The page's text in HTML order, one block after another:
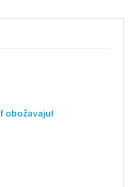
obožavaju!